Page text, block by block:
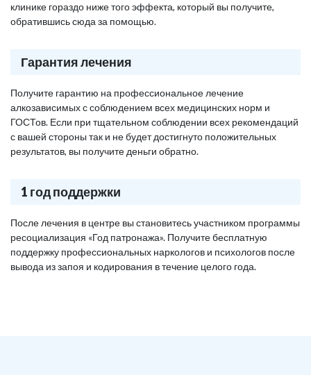
клинике гораздо ниже того эффекта, который вы получите,
обратившись сюда за помощью.
Гарантия лечения
Получите гарантию на профессиональное лечение
алкозависимых с соблюдением всех медицинских норм и
ГОСТов. Если при тщательном соблюдении всех рекомендаций
с вашей стороны так и не будет достигнуто положительных
результатов, вы получите деньги обратно.
1 год поддержки
После лечения в центре вы становитесь участником программы
ресоциализация «Год патронажа». Получите бесплатную
поддержку профессиональных наркологов и психологов после
вывода из запоя и кодирования в течение целого года.